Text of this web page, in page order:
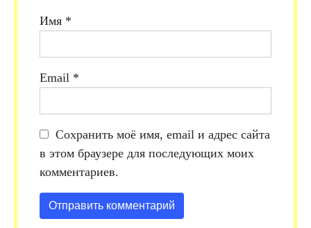
Имя *
Email *
Сохранить моё имя, email и адрес сайта
в этом браузере для последующих моих
комментариев.